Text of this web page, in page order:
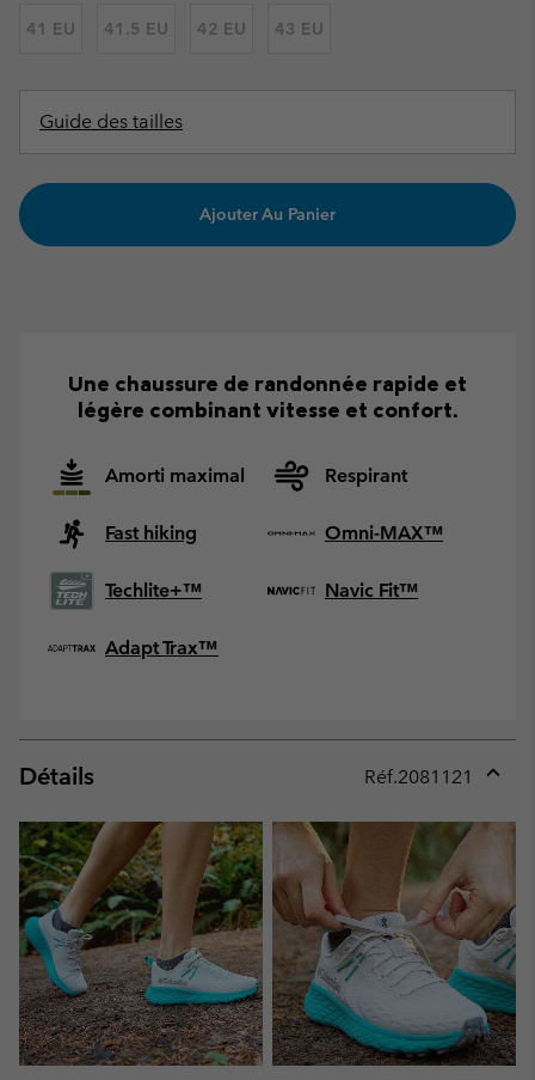
41 EU 41.5 EU 42 EU 43 EU
Guide des tailles
Ajouter Au Panier
Une chaussure de randonnée rapide et
légère combinant vitesse et confort.
Amorti maximal Respirant
Fast hiking Omni-MAX™
Techlite+™ Navic Fit™
Adapt Trax™
Détails Réf.2081121
or